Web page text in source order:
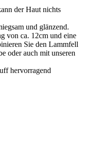
der Haut nichts
und glänzend.
von ca. 12cm und eine
Sie den Lammfell
oder auch mit unseren
hervorragend